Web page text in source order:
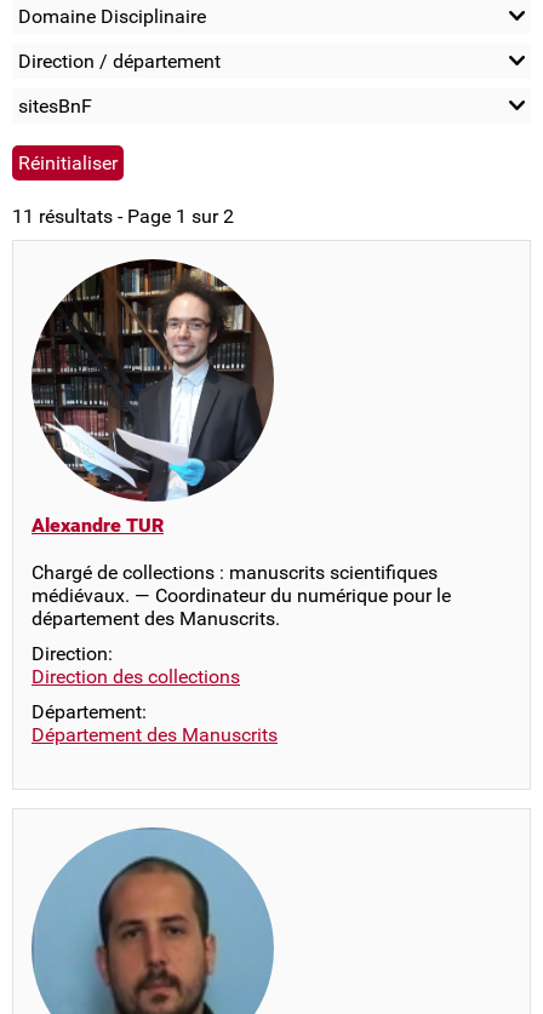
Domaine Disciplinaire
Direction / département
sitesBnF
11 résultats - Page 1 sur 2
Alexandre TUR
Chargé de collections : manuscrits scientifiques
médiévaux. — Coordinateur du numérique pour le
département des Manuscrits.
Direction:
Direction des collections
Département:
Département des Manuscrits